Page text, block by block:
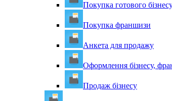
Покупка готового
Покупка франшизи
Анкета для продажу
Оформлення бізнесу,
Продаж бізнесу